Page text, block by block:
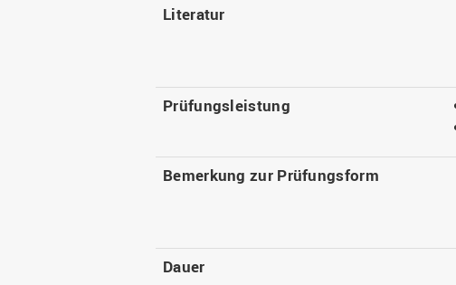
Literatur
Prüfungsleistung
Bemerkung zur Prüfungsform
Dauer